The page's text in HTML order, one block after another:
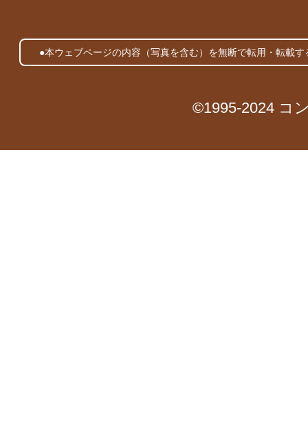
●本ウェブページの内容（写真を含む）を無断で転用・転載
©1995-2024 コ